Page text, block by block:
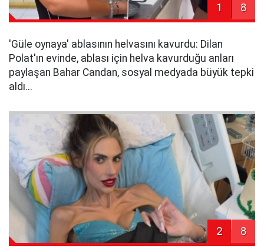
1 8
'Güle oynaya' ablasının helvasını kavurdu: Dilan
Polat'ın evinde, ablası için helva kavurduğu anları
paylaşan Bahar Candan, sosyal medyada büyük tepki
aldı...
2 8